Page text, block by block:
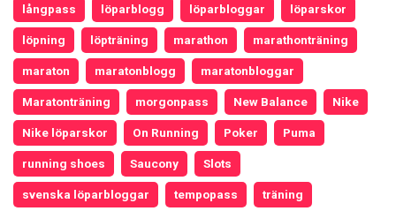
långpass löparblogg löparbloggar löparskor
löpning löpträning marathon marathonträning
maraton maratonblogg maratonbloggar
Maratonträning morgonpass New Balance Nike
Nike löparskor On Running Poker Puma
running shoes Saucony Slots
svenska löparbloggar tempopass träning